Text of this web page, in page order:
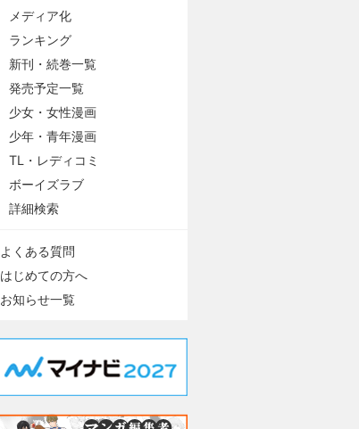
メディア化
ランキング
新刊・続巻一覧
発売予定一覧
少女・女性漫画
少年・青年漫画
TL・レディコミ
ボーイズラブ
詳細検索
よくある質問
はじめての方へ
お知らせ一覧